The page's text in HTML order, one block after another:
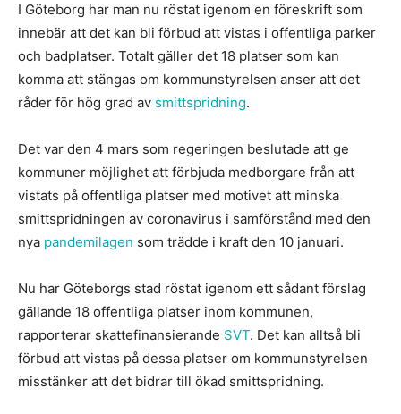
I Göteborg har man nu röstat igenom en föreskrift som
innebär att det kan bli förbud att vistas i offentliga parker
och badplatser. Totalt gäller det 18 platser som kan
komma att stängas om kommunstyrelsen anser att det
råder för hög grad av smittspridning.
Det var den 4 mars som regeringen beslutade att ge
kommuner möjlighet att förbjuda medborgare från att
vistats på offentliga platser med motivet att minska
smittspridningen av coronavirus i samförstånd med den
nya pandemilagen som trädde i kraft den 10 januari.
Nu har Göteborgs stad röstat igenom ett sådant förslag
gällande 18 offentliga platser inom kommunen,
rapporterar skattefinansierande SVT. Det kan alltså bli
förbud att vistas på dessa platser om kommunstyrelsen
misstänker att det bidrar till ökad smittspridning.